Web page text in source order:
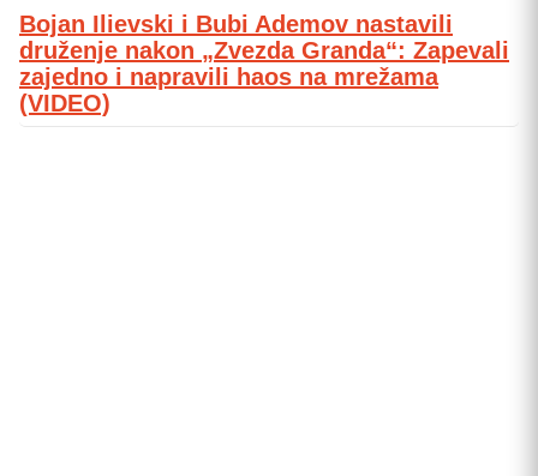
Bojan Ilievski i Bubi Ademov nastavili
druženje nakon „Zvezda Granda“: Zapevali
zajedno i napravili haos na mrežama
(VIDEO)